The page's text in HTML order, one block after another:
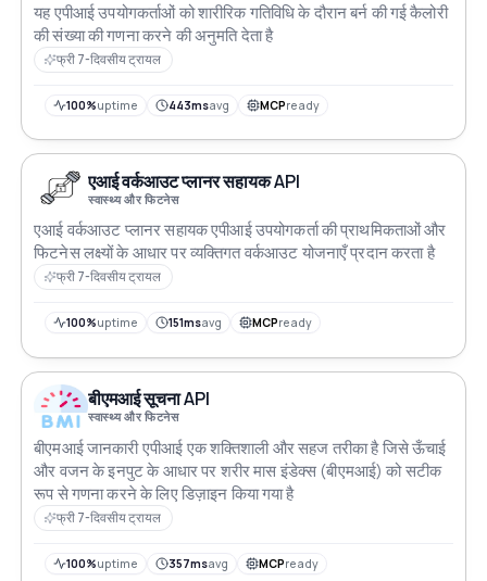
यह एपीआई उपयोगकर्ताओं को शारीरिक गतिविधि के दौरान बर्न की गई कैलोरी
की संख्या की गणना करने की अनुमति देता है
फ्री 7-दिवसीय ट्रायल
100%uptime 443msavg MCPready
एआई वर्कआउट प्लानर सहायक API
स्वास्थ्य और फिटनेस
एआई वर्कआउट प्लानर सहायक एपीआई उपयोगकर्ता की प्राथमिकताओं और
फिटनेस लक्ष्यों के आधार पर व्यक्तिगत वर्कआउट योजनाएँ प्रदान करता है
फ्री 7-दिवसीय ट्रायल
100%uptime 151msavg MCPready
बीएमआई सूचना API
स्वास्थ्य और फिटनेस
बीएमआई जानकारी एपीआई एक शक्तिशाली और सहज तरीका है जिसे ऊँचाई
और वजन के इनपुट के आधार पर शरीर मास इंडेक्स (बीएमआई) को सटीक
रूप से गणना करने के लिए डिज़ाइन किया गया है
फ्री 7-दिवसीय ट्रायल
100%uptime 357msavg MCPready